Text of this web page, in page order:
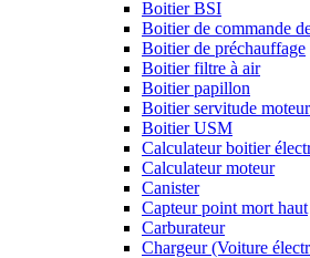
Boitier BSI
Boitier de commande
Boitier de préchauffage
Boitier filtre à air
Boitier papillon
Boitier servitude
Boitier USM
Calculateur boitier
Calculateur moteur
Canister
Capteur point mort haut
Carburateur
Chargeur (Voiture